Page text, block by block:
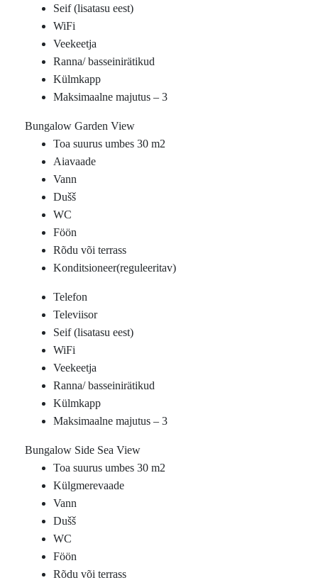
Seif (lisatasu eest)
WiFi
Veekeetja
Ranna/ basseinirätikud
Külmkapp
Maksimaalne majutus – 3
Bungalow Garden View
Toa suurus umbes 30 m2
Aiavaade
Vann
Dušš
WC
Föön
Rõdu või terrass
Konditsioneer(reguleeritav)
Telefon
Televiisor
Seif (lisatasu eest)
WiFi
Veekeetja
Ranna/ basseinirätikud
Külmkapp
Maksimaalne majutus – 3
Bungalow Side Sea View
Toa suurus umbes 30 m2
Külgmerevaade
Vann
Dušš
WC
Föön
Rõdu või terrass